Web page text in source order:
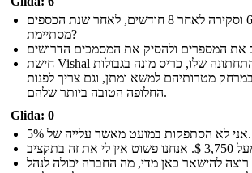
בואו לפצל את ההבדל. 6.5% וסקירה לאחר 8 חודשים, לאחר שנת הכספים
מסתיימת?
חישת Vishal קרובה השורה התחתונה שלו, כריס מונה בגבולות Vishal
מטרותיהם למשא ומתן, וגם צריך לפנות
החלופה הטובה ביותר שלהם.
Glida: 0
אני לא הסתפקות במועט מאשר עלייה של 5%.